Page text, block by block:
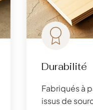
Durabilité
Fabriqués à
issus de